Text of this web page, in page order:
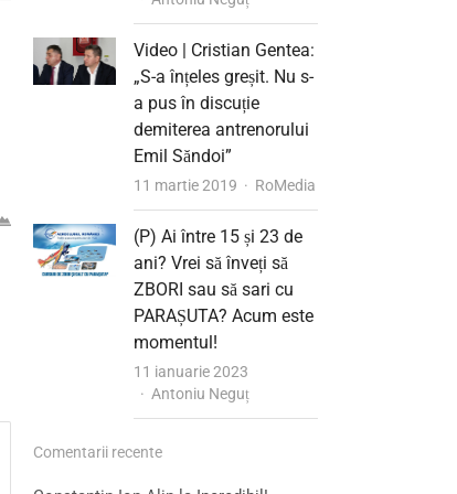
Video | Cristian Gentea:
„S-a înțeles greșit. Nu s-
a pus în discuție
demiterea antrenorului
Emil Săndoi”
11 martie 2019 Author
RoMedia
(P) Ai între 15 și 23 de
ani? Vrei să înveți să
ZBORI sau să sari cu
PARAȘUTA? Acum este
momentul!
11 ianuarie 2023
Author
Antoniu Neguț
Comentarii recente